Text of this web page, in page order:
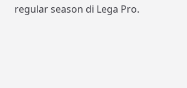
regular season di Lega Pro.